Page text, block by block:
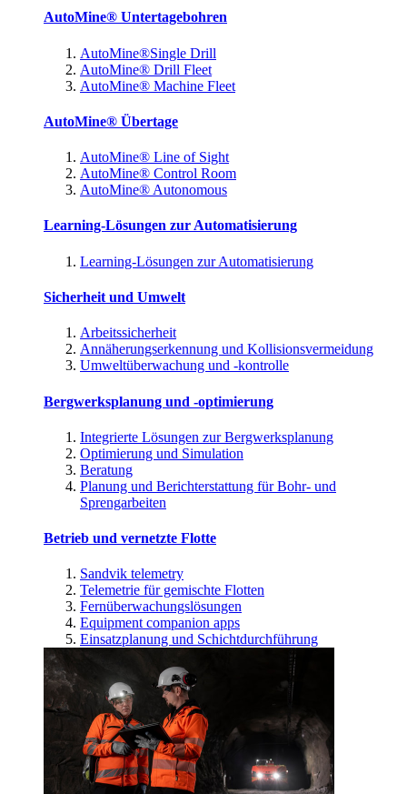
AutoMine® Untertagebohren
AutoMine®Single Drill
AutoMine® Drill Fleet
AutoMine® Machine Fleet
AutoMine® Übertage
AutoMine® Line of Sight
AutoMine® Control Room
AutoMine® Autonomous
Learning-Lösungen zur Automatisierung
Learning-Lösungen zur Automatisierung
Sicherheit und Umwelt
Arbeitssicherheit
Annäherungserkennung und Kollisionsvermeidung
Umweltüberwachung und -kontrolle
Bergwerksplanung und -optimierung
Integrierte Lösungen zur Bergwerksplanung
Optimierung und Simulation
Beratung
Planung und Berichterstattung für Bohr- und
Sprengarbeiten
Betrieb und vernetzte Flotte
Sandvik telemetry
Telemetrie für gemischte Flotten
Fernüberwachungslösungen
Equipment companion apps
Einsatzplanung und Schichtdurchführung